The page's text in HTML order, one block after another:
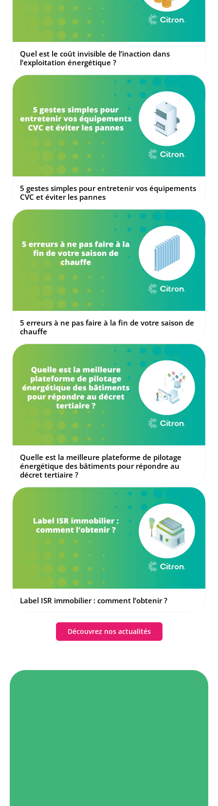
Quel est le coût invisible de l’inaction dans
l’exploitation énergétique ?
5 gestes simples pour entretenir vos équipements
CVC et éviter les pannes
5 erreurs à ne pas faire à la fin de votre saison de
chauffe
Quelle est la meilleure plateforme de pilotage
énergétique des bâtiments pour répondre au
décret tertiaire ?
Label ISR immobilier : comment l’obtenir ?
Découvrez nos actualités